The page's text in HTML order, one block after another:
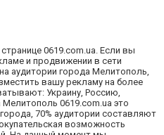
0619.com.ua. Если вы
и продвижении в сети
аудитории города Мелитополь,
вашу рекламу на более
Украину, Россию,
Мелитополь 0619.com.ua это
70% аудитории составляют
возможность